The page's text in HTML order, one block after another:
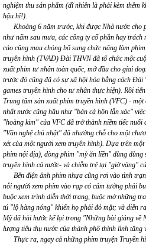
nghiệm thu sản phẩm (dĩ nhiên là phải kèm thêm
hậu hĩ!).
Khoảng 6 năm trước, khi được Nhà nước cho
như nấm sau mưa, các công ty cổ phần hay
cáo cũng mau chóng bổ sung chức năng làm
truyền hình (TVAD) Đài THVN đã tổ chức một
xuất phim tư nhân toàn quốc, mở đầu cho giai
trước đó cũng đã có sự xã hội hóa bằng cách
games truyền hình cho tư nhân thực hiện). Rồi
Trung tâm sản xuất phim truyền hình (VFC) -
nhất nước cũng hầu như "bán cả hồn lẫn xác"
"hoàng kim" của VFC đã trở thành niềm tiếc nuối
"Văn nghệ chủ nhật" đã nhường chỗ cho một
xét của một người xem truyền hình). Dựa trên
phim nội địa), dòng phim "mỳ ăn liền" đùng đùng
truyền hình cả nước- và chiễm trệ tại "giờ vàng"
Bên điện ảnh phim nhựa cũng rơi vào tình
nỗi người xem phim vào rạp có cảm tưởng phải
buộc xem trình diễn thời trang, buộc mở những
tú "lộ hàng nóng" khiến họ phải đỏ mặt; và diễn
Mỹ đã hài hước kể lại trong "Những bài giảng về
lượng tiêu thụ nước của thành phố thình lình tăng
Thực ra, ngay cả những phim truyện Truyền